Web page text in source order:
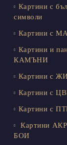
Картини с
символи
Картини с
Картини и
КАМЪНИ
Картини с
Картини с
Картини с
Картини
БОИ